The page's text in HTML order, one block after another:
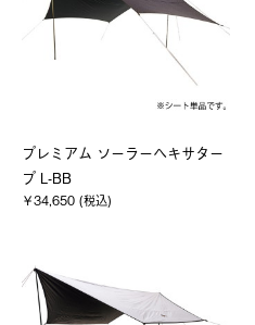
プレミアム ソーラーヘキサター
プ L-BB
￥34,650 (税込)